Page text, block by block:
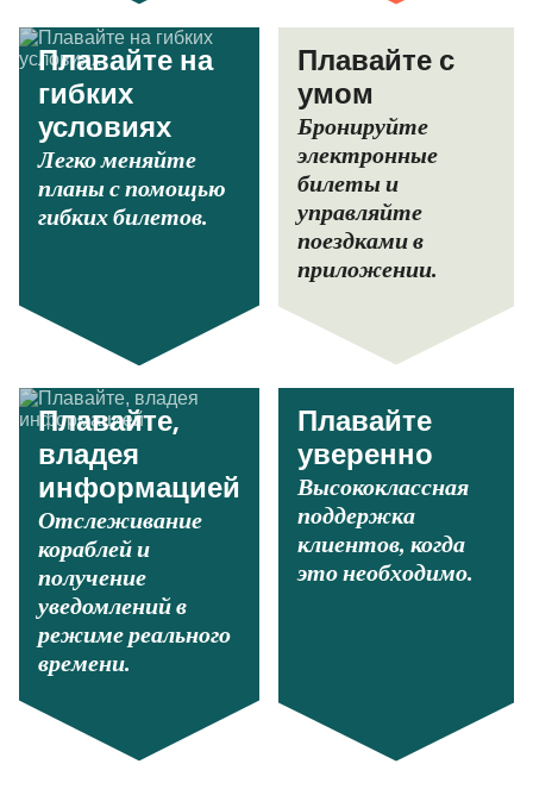
Плавайте на
гибких
условиях
Легко меняйте
планы с помощью
гибких билетов.
Плавайте с
умом
Бронируйте
электронные
билеты и
управляйте
поездками в
приложении.
Плавайте,
владея
информацией
Отслеживание
кораблей и
получение
уведомлений в
режиме реального
времени.
Плавайте
уверенно
Высококлассная
поддержка
клиентов, когда
это необходимо.